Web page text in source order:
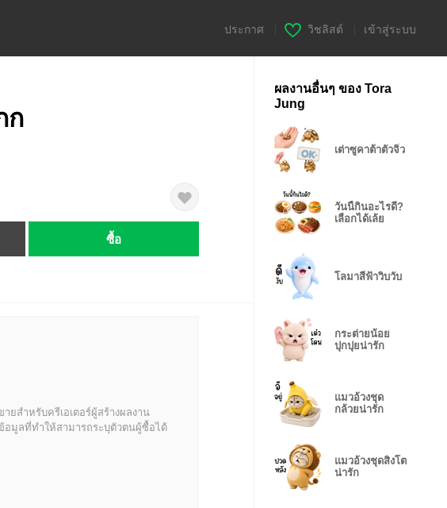
ประกาศ วิชลิสต์ เข้าสู่ระบบ
ก
ซื้อ
ยสำหรับครีเอเตอร์ผู้สร้างผลงาน
มูลที่ทำให้สามารถระบุตัวตนผู้ซื้อได้
ผลงานอื่นๆ ของ Tora
Jung
เต่าซูคาต้าตัวจิ๋ว
วันนี้กินอะไรดี?
เลือกได้เล้ย
โลมาสีฟ้าวิบวับ
กระต่ายน้อย
ปุกปุยน่ารัก
แมวอ้วงชุด
กล้วยน่ารัก
แมวอ้วงชุดสิงโต
น่ารัก